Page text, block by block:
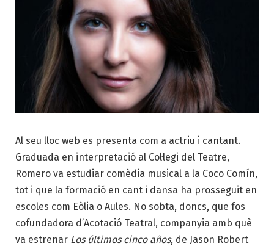
Al seu lloc web es presenta com a actriu i cantant.
Graduada en interpretació al Col·legi del Teatre,
Romero va estudiar comèdia musical a la Coco Comín,
tot i que la formació en cant i dansa ha prosseguit en
escoles com Eòlia o Aules. No sobta, doncs, que fos
cofundadora d’Acotació Teatral, companyia amb què
va estrenar Los últimos cinco años, de Jason Robert